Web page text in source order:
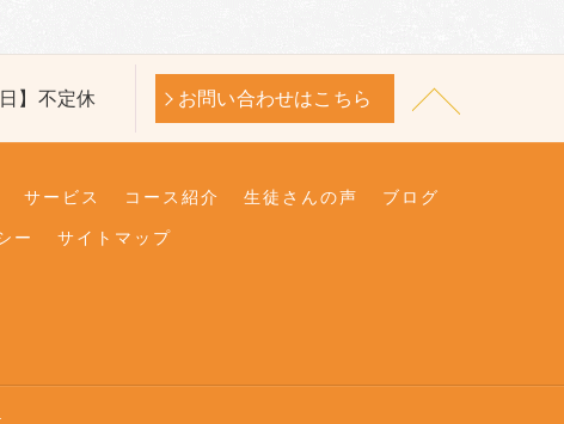
】不定休 お問い合わせはこちら
サービス コース紹介 生徒さんの声 ブログ
ー サイトマップ